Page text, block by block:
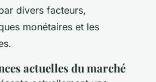
divers facteurs,
monétaires et les
actuelles du marché